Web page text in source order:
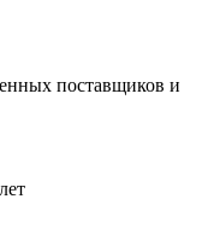
поставщиков и